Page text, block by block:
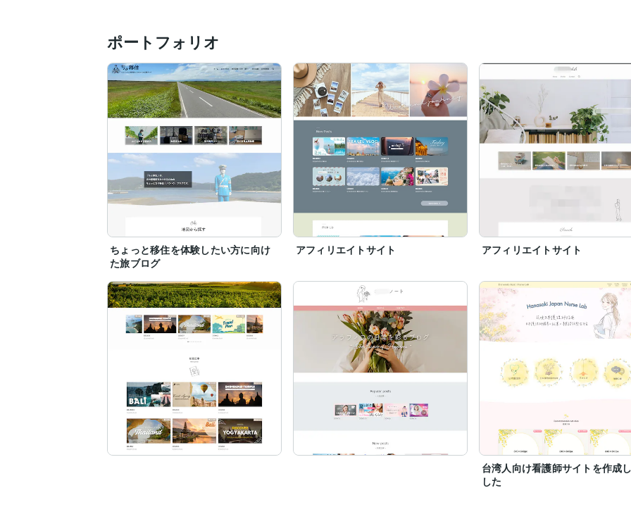
毎日楽しんで制作させていただいています。
今後もSEOやデザインなど、お客様の役に立つ最新情報を学び、お伝えしていきます！
お気軽にお問い合わせください！
お待ちしています＾＾
ポートフォリオ
ちょっと移住を体験したい方に向け
た旅ブログ
アフィリエイトサイト アフィリエイトサイト
台湾人向け看護師サイトを作成
した